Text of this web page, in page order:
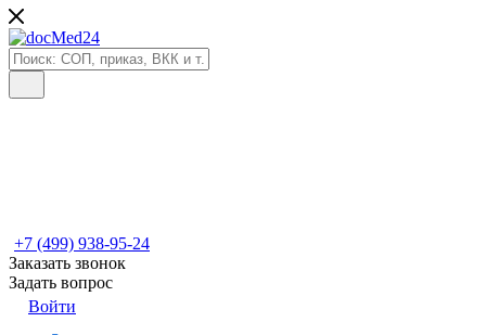
+7 (499) 938-95-24
Заказать звонок
Задать вопрос
Войти